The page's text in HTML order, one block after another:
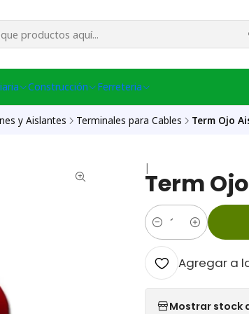
Construcción Ferreteria
y Aislantes Terminales para Cables Term Ojo
|
Term
Cantidad
Agregar a
Mostrar stock